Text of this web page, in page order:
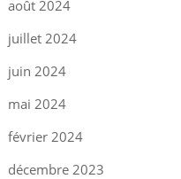
août 2024
juillet 2024
juin 2024
mai 2024
février 2024
décembre 2023